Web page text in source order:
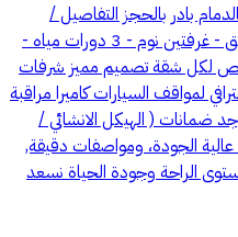
بادر بالحجز التفاصيل /
مدخلين - مجلس - صاله - مطبخ مغلق - غرفتين نوم - 3 دورات مياه -
لكل شقة تصميم مميز شرفات
لمواقف السيارات كاميرا مراقبة
ضمانات ( الهيكل الانشائي /
الجودة، ومواصفات دقيقة,
الراحة وجودة الحياة نسعد